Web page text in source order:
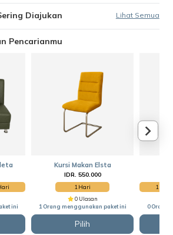
Diajukan Lihat Semua
Pencarianmu
ini
Kursi Makan Elsta
IDR. 550.000
1 Hari
0 Ulasan
1 Orang menggunakan paket ini
Pilih
1 Hari
0 Orang